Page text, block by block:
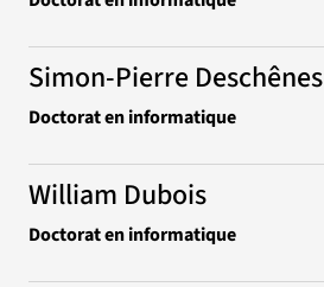
Simon-Pierre Deschênes
Doctorat en informatique
William Dubois
Doctorat en informatique